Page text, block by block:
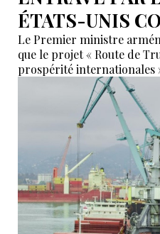
ÉTATS-UNIS
Le Premier ministre
que le projet « Route de
prospérité internationales
de la région, mais il a
l’instabilité régionale